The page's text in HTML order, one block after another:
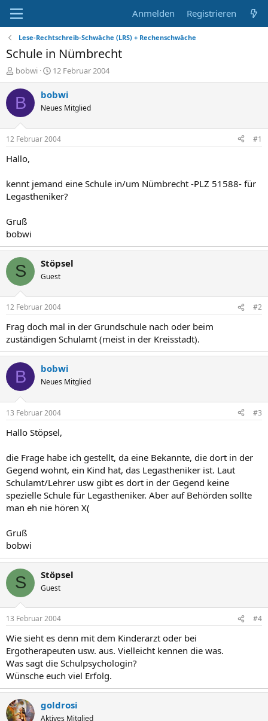
Anmelden Registrieren
Lese-Rechtschreib-Schwäche (LRS) + Rechenschwäche
Schule in Nümbrecht
E
r
s
e
r
bobwi
E
r
s
e
l
t
12 Februar 2004
B bobwi
Neues Mitglied
12 Februar 2004 #1
Hallo,
kennt jemand eine Schule in/um Nümbrecht -PLZ 51588- für
Legastheniker?
Gruß
bobwi
S Stöpsel
Guest
12 Februar 2004 #2
Frag doch mal in der Grundschule nach oder beim
zuständigen Schulamt (meist in der Kreisstadt).
B bobwi
Neues Mitglied
13 Februar 2004 #3
Hallo Stöpsel,
die Frage habe ich gestellt, da eine Bekannte, die dort in der
Gegend wohnt, ein Kind hat, das Legastheniker ist. Laut
Schulamt/Lehrer usw gibt es dort in der Gegend keine
spezielle Schule für Legastheniker. Aber auf Behörden sollte
man eh nie hören X(
Gruß
bobwi
S Stöpsel
Guest
13 Februar 2004 #4
Wie sieht es denn mit dem Kinderarzt oder bei
Ergotherapeuten usw. aus. Vielleicht kennen die was.
Was sagt die Schulpsychologin?
Wünsche euch viel Erfolg.
goldrosi
Aktives Mitglied